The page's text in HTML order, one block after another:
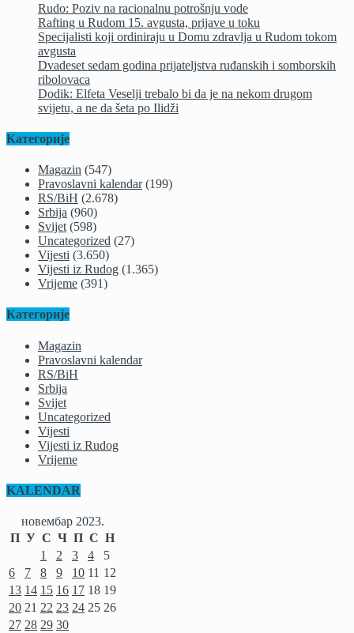
Rudo: Poziv na racionalnu potrošnju vode
Rafting u Rudom 15. avgusta, prijave u toku
Specijalisti koji ordiniraju u Domu zdravlja u Rudom tokom
avgusta
Dvadeset sedam godina prijateljstva ruđanskih i somborskih
ribolovaca
Dodik: Elfeta Veselji trebalo bi da je na nekom drugom
svijetu, a ne da šeta po Ilidži
Категорије
Magazin (547)
Pravoslavni kalendar(199)
RS/BiH (2.678)
Srbija (960)
Svijet (598)
Uncategorized (27)
Vijesti (3.650)
Vijesti iz Rudog (1.365)
Vrijeme (391)
Категорије
Magazin
Pravoslavni kalendar
RS/BiH
Srbija
Svijet
Uncategorized
Vijesti
Vijesti iz Rudog
Vrijeme
KALENDAR
новембар 2023.
П У С Ч П С Н
1
2 3 4
5
6
7 8 9 10 11 12
13 14 15 16 17 18 19
20 21 22 23 24 25 26
27 28 29 30